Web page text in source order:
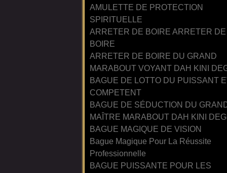
AMULETTE DE PROTECTION
SPIRITUELLE
ARRETER DE BOIRE ARRETER DE
BOIRE
ARRETER DE BOIRE DU GRAND
MARABOUT VOYANT DAH KINI
BAGUE DE LOTTO DU PUISSANT
COMPETENT
BAGUE DE SÉDUCTION DU
MAÎTRE MARABOUT DAH KINI
BAGUE MAGIQUE DE VISION
Bague Magique Pour La Réussite
Professionnelle
BAGUE PUISSANTE POUR LES